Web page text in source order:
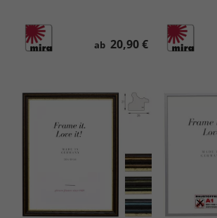
ab 20,90 €